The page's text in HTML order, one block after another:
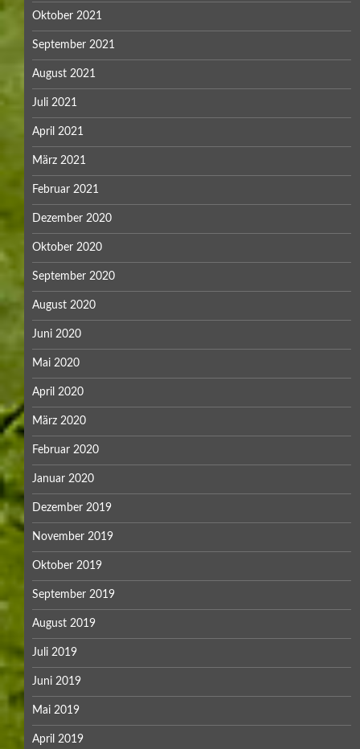
Oktober 2021
September 2021
August 2021
Juli 2021
April 2021
März 2021
Februar 2021
Dezember 2020
Oktober 2020
September 2020
August 2020
Juni 2020
Mai 2020
April 2020
März 2020
Februar 2020
Januar 2020
Dezember 2019
November 2019
Oktober 2019
September 2019
August 2019
Juli 2019
Juni 2019
Mai 2019
April 2019